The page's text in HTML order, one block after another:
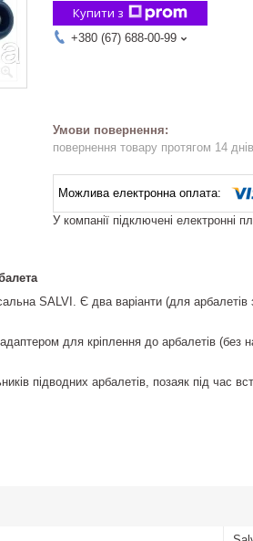
Купити з
+380 (67) 688-00-99
повернення товару протягом 14 днів
У компанії підключені електронні
SALVI. Є два варіанти (для
для кріплення до арбалетів
підводних арбалетів, позаяк під час